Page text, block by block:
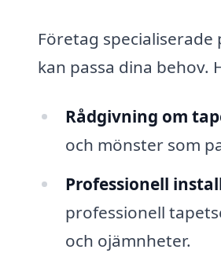
Företag
kan passa dina behov.
Rådgivning om
och mönster som
Professionell
professionell
och ojämnheter.